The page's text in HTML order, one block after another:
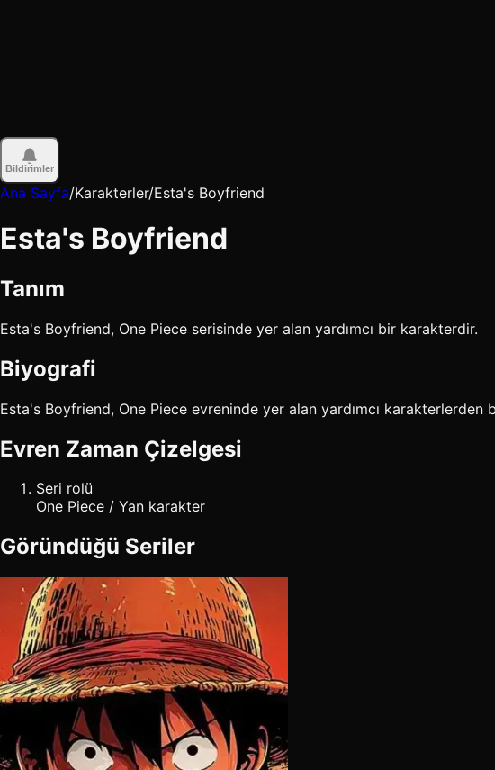
Bildirimler
Ana Sayfa/Karakterler/Esta's Boyfriend
Esta's Boyfriend
Tanım
Esta's Boyfriend, One Piece serisinde yer alan yardımcı bir karakterdir.
Biyografi
Esta's Boyfriend, One Piece evreninde yer alan yardımcı
Evren Zaman Çizelgesi
Seri rolü
One Piece / Yan karakter
Göründüğü Seriler